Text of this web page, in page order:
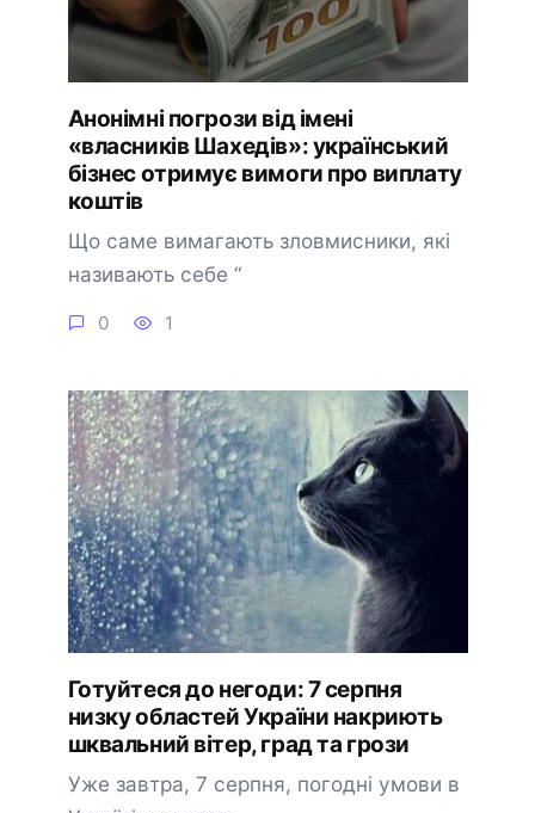
Анонімні погрози від імені
«власників Шахедів»: український
бізнес отримує вимоги про виплату
коштів
Що саме вимагають зловмисники, які
називають себе “
0 1
Готуйтеся до негоди: 7 серпня
низку областей України накриють
шквальний вітер, град та грози
Уже завтра, 7 серпня, погодні умови в